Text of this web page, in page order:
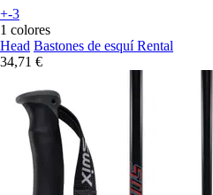
+-3
1 colores
Head Bastones de esquí Rental
34,71 €